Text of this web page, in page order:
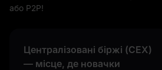
або P2P!
Централізовані біржі (CEX)
— місце, де новачки